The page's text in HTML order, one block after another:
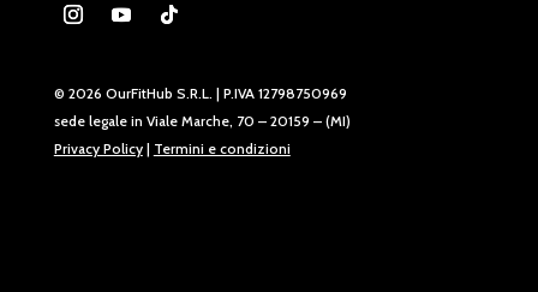
© 2026 OurFitHub S.R.L. | P.IVA 12798750969
sede legale in Viale Marche, 70 – 20159 – (MI)
Privacy Policy| Termini e condizioni